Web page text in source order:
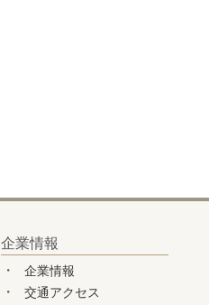
企業情報
企業情報
交通アクセス